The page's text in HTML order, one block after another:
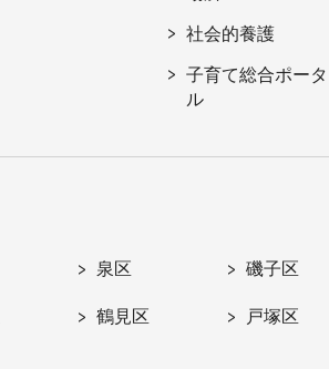
社会的養護
子育て総合ポータ
ル
泉区 磯子区
鶴見区 戸塚区